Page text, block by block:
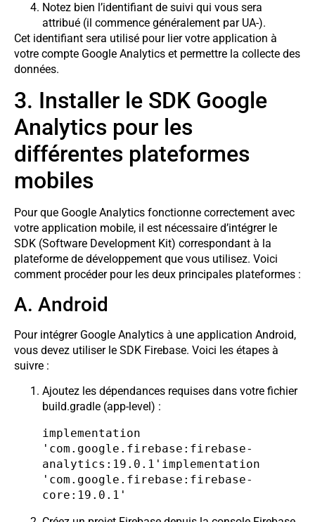
Notez bien l’identifiant de suivi qui vous sera
attribué (il commence généralement par UA-).
Cet identifiant sera utilisé pour lier votre application à
votre compte Google Analytics et permettre la collecte des
données.
3. Installer le SDK Google
Analytics pour les
différentes plateformes
mobiles
Pour que Google Analytics fonctionne correctement avec
votre application mobile, il est nécessaire d’intégrer le
SDK (Software Development Kit) correspondant à la
plateforme de développement que vous utilisez. Voici
comment procéder pour les deux principales plateformes :
A. Android
Pour intégrer Google Analytics à une application Android,
vous devez utiliser le SDK Firebase. Voici les étapes à
suivre :
Ajoutez les dépendances requises dans votre fichier
build.gradle (app-level) :
implementation
'com.google.firebase:firebase-
analytics:19.0.1'implementation
'com.google.firebase:firebase-
core:19.0.1'